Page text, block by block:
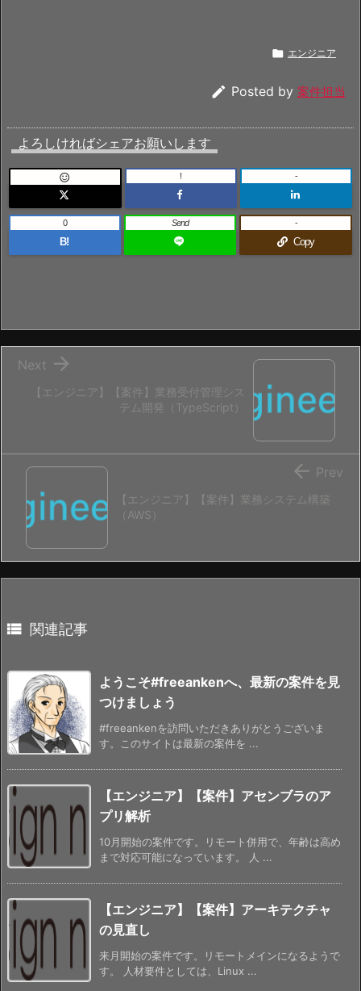
 エンジニア
 Posted by 案件担当
よろしければシェアお願いします
 ! -
B!
0 Send
Copy
-
【エンジニア】【案件】業務受付管理シス
テム開発（TypeScript）

Next
【エンジニア】【案件】業務システム構築
（AWS）
 Prev
 関連記事
ようこそ#freeankenへ、最新の案件を見
つけましょう
#freeankenを訪問いただきありがとうございま
す。このサイトは最新の案件を ...
【エンジニア】【案件】アセンブラのア
プリ解析
10月開始の案件です。リモート併用で、年齢は高め
まで対応可能になっています。 人 ...
【エンジニア】【案件】アーキテクチャ
の見直し
来月開始の案件です。リモートメインになるようで
す。 人材要件としては、Linux ...